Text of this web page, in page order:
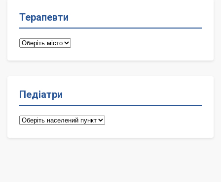
Терапевти
Терапевти
Педіатри
Педіатри